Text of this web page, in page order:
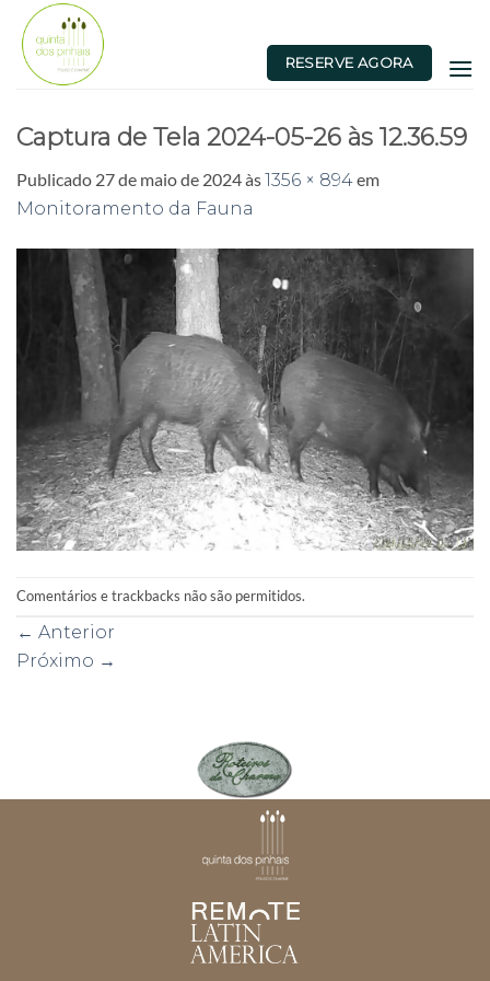
Skip
content
RESERVE AGORA
Captura de Tela 2024-05-26 às 12.36.59
Publicado 27 de maio de 2024às1356 × 894em
Monitoramento da Fauna
Comentários e trackbacks não são permitidos.
← Anterior
Próximo →